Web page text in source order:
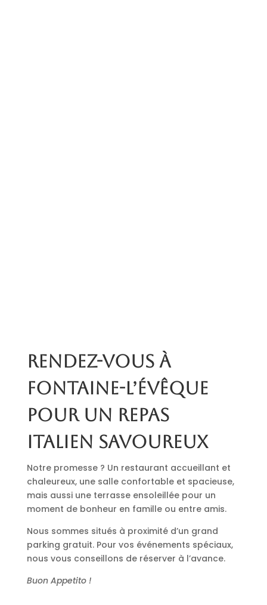
Rendez-vous à
Fontaine-l’Évêque
pour un repas
italien savoureux
Notre promesse ? Un restaurant accueillant et
chaleureux, une salle confortable et spacieuse,
mais aussi une terrasse ensoleillée pour un
moment de bonheur en famille ou entre amis.
Nous sommes situés à proximité d’un grand
parking gratuit. Pour vos événements spéciaux,
nous vous conseillons de réserver à l’avance.
Buon Appetito !